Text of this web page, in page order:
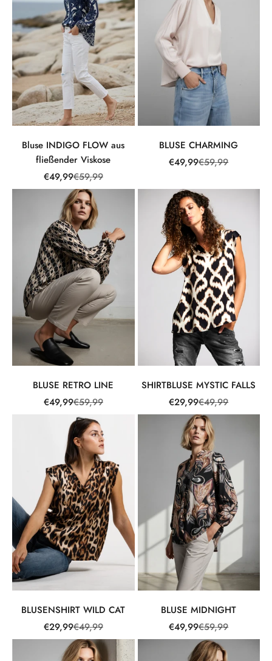
Bluse INDIGO FLOW aus
fließender Viskose
Angebot
€49,99Regulärer Preis
€59,99
BLUSE CHARMING
Angebot
€49,99Regulärer Preis
€59,99
BLUSE RETRO LINE
Angebot
€49,99Regulärer Preis
€59,99
SHIRTBLUSE MYSTIC FALLS
Angebot
€29,99Regulärer Preis
€49,99
BLUSENSHIRT WILD CAT
Angebot
€29,99Regulärer Preis
€49,99
BLUSE MIDNIGHT
Angebot
€49,99Regulärer Preis
€59,99